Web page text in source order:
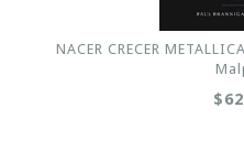
NACER CRECER